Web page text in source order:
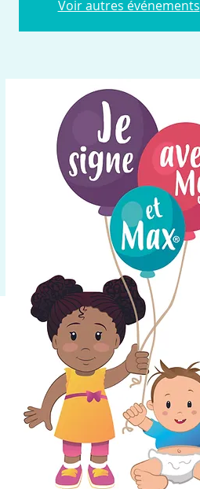
Voir autres événements